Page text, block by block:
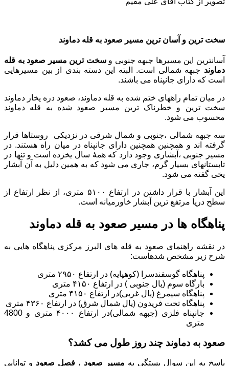
سخت ترین و آسان ترین مسیر صعود به قله دماوند
آسانترین این مسیرها جبهه جنوبی وسخت ترین مسیر صعود به قله
دماوند جبهه شمالی است. البته این دسته بندی از بین مسیرهایی
است که دارای جانپناه می باشند.
در میان تمام راههای ختم شده به قله دماوند، صعود دره یخار دماوند
سخت ترین و خطرناک ترین مسیر صعود شده به قله دماوند
محسوب می شود.
سه جبهه شمالی ،جنوبی و شمال شرقی در نزدیکی روستاها قرار
گرفته اند و همچنین همچنین دارای جانپناه در میان راه هستند. در
مسیر جنوبی ،آبشاری وجود دارد که همۀ سال یخزده است و تنها در
تابستانهای بسیار گرم، جاری می شود که به همین دلیل به آن آبشار
یخی گفته می شود.
این آبشار با قرار داشتن در ارتفاع ۵۱۰۰ متری، از نظر ارتفاع از
سطح دریا مرتفع ترین آبشار خاورمیانه است.
پناهگاه ها در مسیر صعود به قله دماوند
در نقشه راهنمای صعود به قله های البرز مرکزی پناهگاه هایی به
شرح زیر مشخص شدهاست:
پناهگاه گوسفندسرا (کوهپایه) در ارتفاع ۲۹۵۰ متری
بارگاه سوم (یال جنوبی ) در ارتفاع ۴۱۵۰ متری
پناهگاه سیمرغ (یال غربی)در ارتفاع ۴۱۵۰ متری
پناهگاه تخت فریدون (یال شمال شرق) در ارتفاع ۴۳۶۰ متری
جانپناه فلزی (جبهه شمالی)در ارتفاع ۴۰۰۰ متری و 4800
متری
صعود به دماوند چند روز طول می کشد؟
پاسخ به این سوال بستگی به مسیر صعود ، فصل صعود و توانایی